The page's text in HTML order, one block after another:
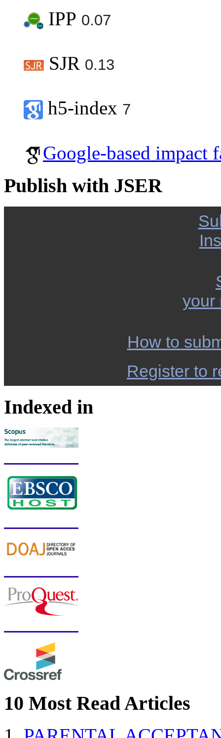
IPP 0.07
SJR 0.13
h5-index 7
Google-based impact
Publish with JSER
your
How to
Register to
Indexed in
10 Most Read Articles